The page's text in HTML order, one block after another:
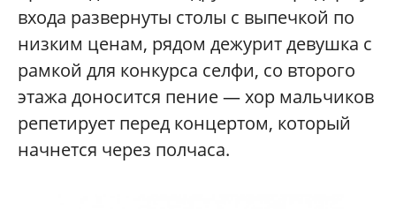
входа развернуты столы с выпечкой по
низким ценам, рядом дежурит девушка с
рамкой для конкурса селфи, со второго
этажа доносится пение — хор мальчиков
репетирует перед концертом, который
начнется через полчаса.